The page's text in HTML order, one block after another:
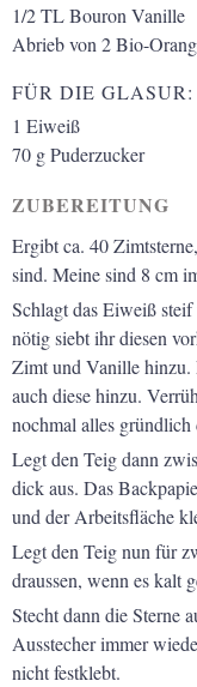
1/2TLBouron Vanille
Abrieb von 2 Bio-
FÜR DIE GLASUR:
1 Eiweiß
70 gPuderzucker
ZUBEREITUNG
Ergibt ca. 40
sind. Meine sind 8 cm
Schlagt das Eiweiß
nötig siebt ihr diesen
Zimt und Vanille hinzu.
auch diese hinzu.
nochmal alles gründlich
Legt den Teig dann
dick aus. Das
und der Arbeitsfläche
Legt den Teig nun für
draussen, wenn es kalt
Stecht dann die Sterne
Ausstecher immer
nicht festklebt.